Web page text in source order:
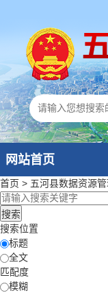
网站首页
首页 > 五河县数据资源
搜索位置
标题
全文
匹配度
模糊